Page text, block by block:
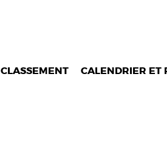
CLASSEMENT CALENDRIER ET